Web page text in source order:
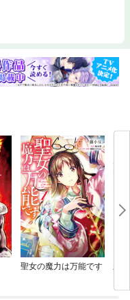
聖女の魔力は万能です 新